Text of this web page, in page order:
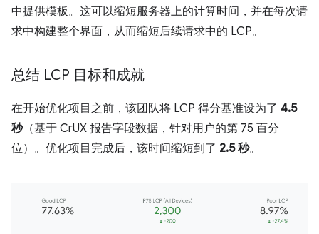
中提供模板。这可以缩短服务器上的计算时间，并在每次请
求中构建整个界面，从而缩短后续请求中的 LCP。
总结 LCP 目标和成就
在开始优化项目之前，该团队将 LCP 得分基准设为了 4.5
秒（基于 CrUX 报告字段数据，针对用户的第 75 百分
位）。优化项目完成后，该时间缩短到了 2.5 秒。